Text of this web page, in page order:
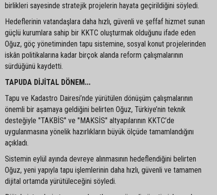
birlikleri sayesinde stratejik projelerin hayata geçirildiğini söyledi.
Hedeflerinin vatandaşlara daha hızlı, güvenli ve şeffaf hizmet sunan
güçlü kurumlara sahip bir KKTC oluşturmak olduğunu ifade eden
Oğuz, göç yönetiminden tapu sistemine, sosyal konut projelerinden
iskân politikalarına kadar birçok alanda reform çalışmalarının
sürdüğünü kaydetti.
TAPUDA DİJİTAL DÖNEM...
Tapu ve Kadastro Dairesi’nde yürütülen dönüşüm çalışmalarının
önemli bir aşamaya geldiğini belirten Oğuz, Türkiye’nin teknik
desteğiyle "TAKBİS" ve "MAKSİS" altyapılarının KKTC’de
uygulanmasına yönelik hazırlıkların büyük ölçüde tamamlandığını
açıkladı.
Sistemin eylül ayında devreye alınmasının hedeflendiğini belirten
Oğuz, yeni yapıyla tapu işlemlerinin daha hızlı, güvenli ve tamamen
dijital ortamda yürütüleceğini söyledi.